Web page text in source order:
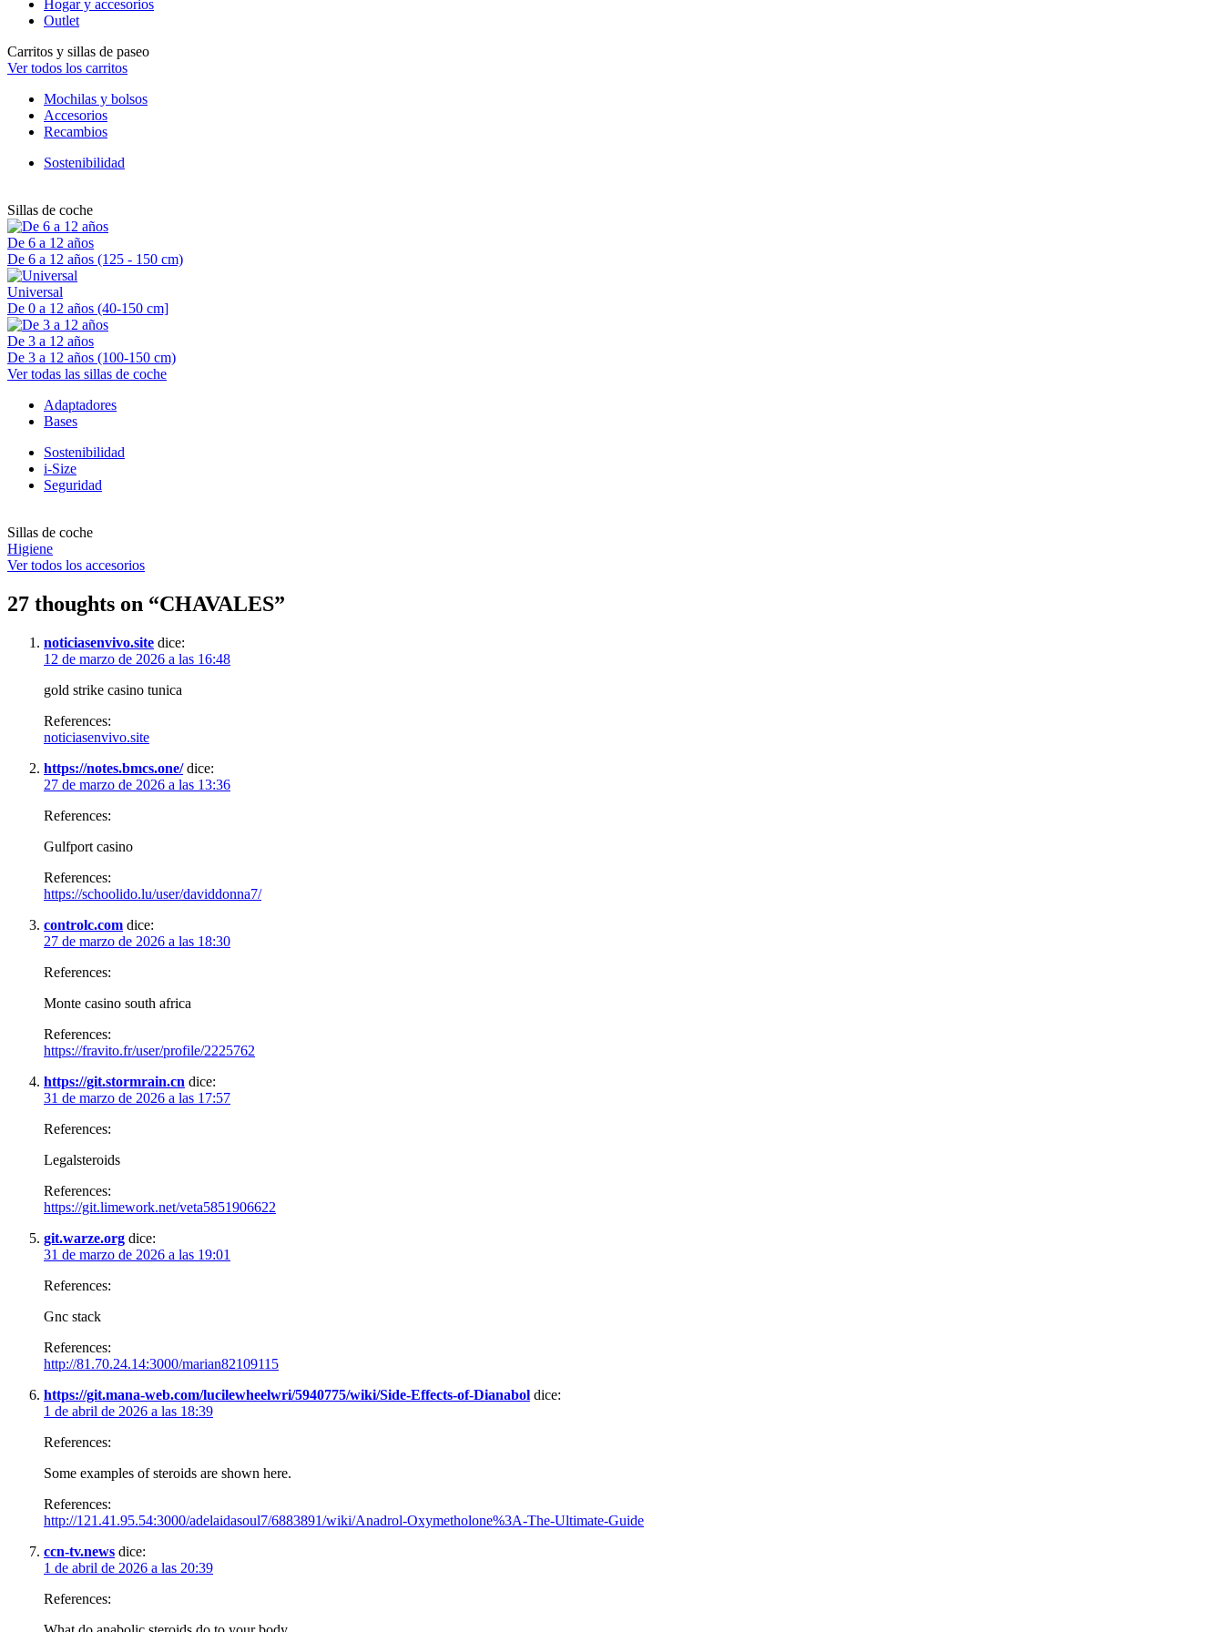
Hogar y accesorios
Outlet
Carritos y sillas de paseo
Ver todos los carritos
Mochilas y bolsos
Accesorios
Recambios
Sostenibilidad
Sillas de coche
De 6 a 12 años
De 6 a 12 años (125 - 150 cm)
Universal
De 0 a 12 años (40-150 cm]
De 3 a 12 años
De 3 a 12 años (100-150 cm)
Ver todas las sillas de coche
Adaptadores
Bases
Sostenibilidad
i-Size
Seguridad
Sillas de coche
Higiene
Ver todos los accesorios
27 thoughts on “CHAVALES”
noticiasenvivo.site dice:
12 de marzo de 2026 a las 16:48
gold strike casino tunica
References:
noticiasenvivo.site
https://notes.bmcs.one/ dice:
27 de marzo de 2026 a las 13:36
References:
Gulfport casino
References:
https://schoolido.lu/user/daviddonna7/
controlc.com dice:
27 de marzo de 2026 a las 18:30
References:
Monte casino south africa
References:
https://fravito.fr/user/profile/2225762
https://git.stormrain.cn dice:
31 de marzo de 2026 a las 17:57
References:
Legalsteroids
References:
https://git.limework.net/veta5851906622
git.warze.org dice:
31 de marzo de 2026 a las 19:01
References:
Gnc stack
References:
http://81.70.24.14:3000/marian82109115
https://git.mana-web.com/lucilewheelwri/5940775/wiki/Side-Effects-of-Dianabol dice:
1 de abril de 2026 a las 18:39
References:
Some examples of steroids are shown here.
References:
http://121.41.95.54:3000/adelaidasoul7/6883891/wiki/Anadrol-Oxymetholone%3A-The-Ultimate-Guide
ccn-tv.news dice:
1 de abril de 2026 a las 20:39
References: